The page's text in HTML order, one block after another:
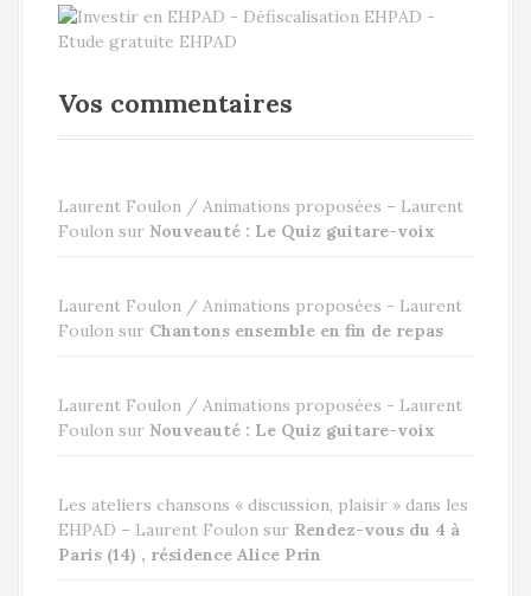
Vos commentaires
Laurent Foulon / Animations proposées – Laurent
Foulon sur Nouveauté : Le Quiz guitare-voix
Laurent Foulon / Animations proposées - Laurent
Foulon sur Chantons ensemble en fin de repas
Laurent Foulon / Animations proposées - Laurent
Foulon sur Nouveauté : Le Quiz guitare-voix
Les ateliers chansons « discussion, plaisir » dans les
EHPAD – Laurent Foulon sur Rendez-vous du 4 à
Paris (14) , résidence Alice Prin